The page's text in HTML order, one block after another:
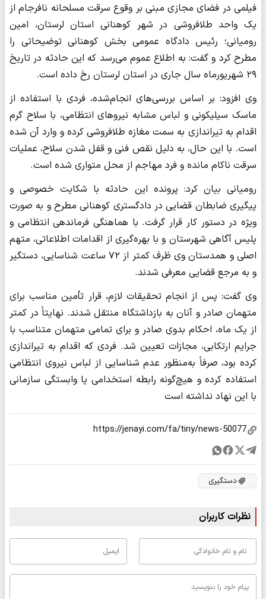
فیلمی در فضای مجازی مبنی بر وقوع سرقت مسلحانه نافرجام از
یک واحد طلافروشی در شهر کوهنانی استان لرستان، امین
رومیانی؛ رئیس دادگاه عمومی بخش کوهنانی توضیحاتی را
مطرح کرد و گفت: به اطلاع عموم می‌رسد که این حادثه در تاریخ
۲۹ شهریورماه سال جاری در استان لرستان رخ داده است.
وی افزود: بر اساس بررسی‌های انجام‌شده، فردی با استفاده از
ماسک سیلیکونی و لباس مشابه نیروهای انتظامی، با سلاح گرم
اقدام به تیراندازی به سمت مغازه طلافروشی کرده و وارد آن شده
است. با این حال، به دلیل نقص فنی و قفل شدن سلاح، عملیات
سرقت ناکام مانده و فرد مهاجم از محل متواری شده است.
رومیانی بیان کرد: پرونده این حادثه با شکایت خصوصی و
پیگیری ضابطان قضایی در دادگستری کوهنانی مطرح و به صورت
ویژه در دستور کار قرار گرفت. با هماهنگی فرماندهی انتظامی و
پلیس آگاهی شهرستان و با بهره‌گیری از اقدامات اطلاعاتی، متهم
اصلی و همدستان وی ظرف کمتر از ۷۲ ساعت شناسایی، دستگیر
و به مرجع قضایی معرفی شدند.
وی گفت: پس از انجام تحقیقات لازم، قرار تأمین مناسب برای
متهمان صادر و آنان به بازداشتگاه منتقل شدند. نهایتاً در کمتر
از یک ماه، احکام بدوی صادر و برای تمامی متهمان متناسب با
جرایم ارتکابی، مجازات تعیین شد. فردی که اقدام به تیراندازی
کرده بود، صرفاً به‌منظور عدم شناسایی از لباس نیروی انتظامی
استفاده کرده و هیچ‌گونه رابطه استخدامی یا وابستگی سازمانی
با این نهاد نداشته است
دستگیری
نظرات کاربران